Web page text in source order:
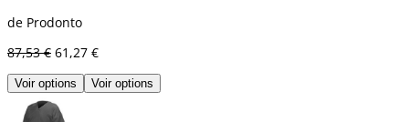
de Prodonto
87,53 € 61,27 €
Voir options Voir options